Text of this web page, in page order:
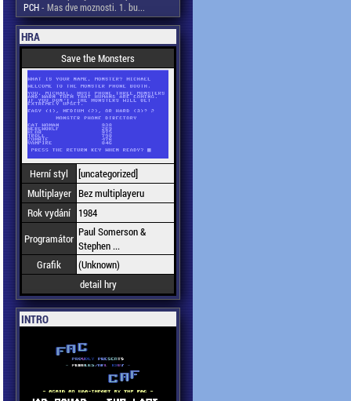
PCH- Mas dve moznosti. 1. bu...
HRA
Save the Monsters
Herní styl
[uncategorized]
Multiplayer Bez multiplayeru
Rok vydání
1984
Programátor Paul Somerson &
Stephen ...
Grafik
(Unknown)
detail hry
INTRO